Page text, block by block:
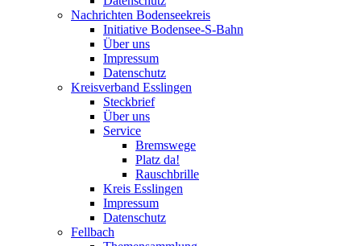
Nachrichten Bodenseekreis
Initiative Bodensee-S-Bahn
Über uns
Impressum
Datenschutz
Kreisverband Esslingen
Steckbrief
Über uns
Service
Bremswege
Platz da!
Rauschbrille
Kreis Esslingen
Impressum
Datenschutz
Fellbach